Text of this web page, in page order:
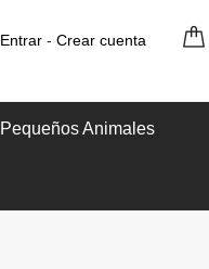
Entrar- Crear cuenta
Pequeños Animales